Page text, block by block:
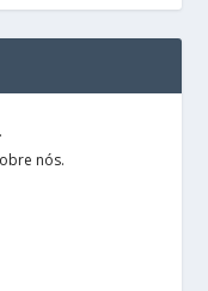
.
nós.